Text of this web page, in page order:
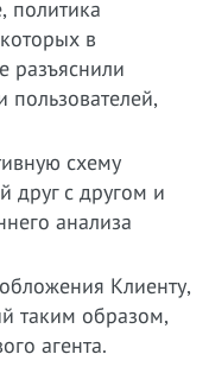
политика
в
разъяснили
пользователей,
схему
друг с другом и
анализа
Клиенту,
таким образом,
агента.